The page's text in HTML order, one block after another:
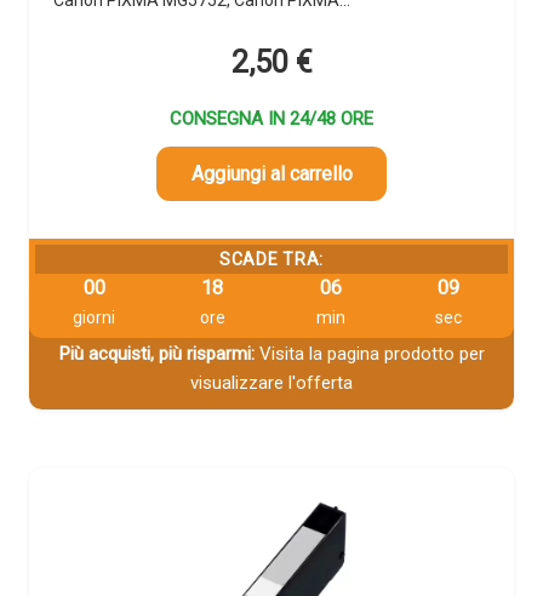
2,50 €
CONSEGNA IN 24/48 ORE
Aggiungi al carrello
SCADE TRA:
00
giorni
18
ore
06
min
08
sec
Più acquisti, più risparmi:Visita la pagina prodotto per
visualizzare l'offerta